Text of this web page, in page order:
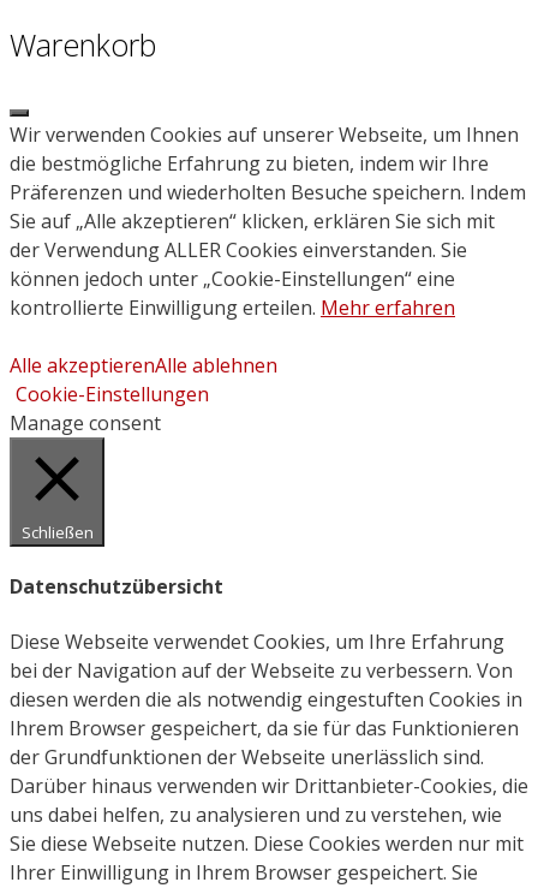
Warenkorb
Close
Wir verwenden Cookies auf unserer Webseite, um Ihnen
die bestmögliche Erfahrung zu bieten, indem wir Ihre
Präferenzen und wiederholten Besuche speichern. Indem
Sie auf „Alle akzeptieren“ klicken, erklären Sie sich mit
der Verwendung ALLER Cookies einverstanden. Sie
können jedoch unter „Cookie-Einstellungen“ eine
kontrollierte Einwilligung erteilen. Mehr erfahren
Alle akzeptierenAlle ablehnen
Cookie-Einstellungen
Manage consent
Schließen
Datenschutzübersicht
Diese Webseite verwendet Cookies, um Ihre Erfahrung
bei der Navigation auf der Webseite zu verbessern. Von
diesen werden die als notwendig eingestuften Cookies in
Ihrem Browser gespeichert, da sie für das Funktionieren
der Grundfunktionen der Webseite unerlässlich sind.
Darüber hinaus verwenden wir Drittanbieter-Cookies, die
uns dabei helfen, zu analysieren und zu verstehen, wie
Sie diese Webseite nutzen. Diese Cookies werden nur mit
Ihrer Einwilligung in Ihrem Browser gespeichert. Sie